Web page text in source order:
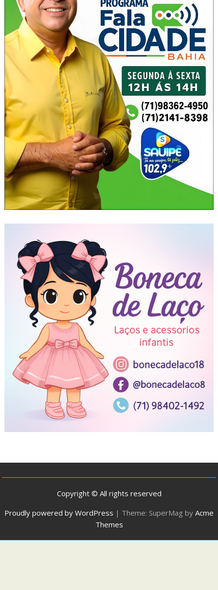
Copyright © All rights reserved
Proudly powered by WordPress | Theme: SuperMag by Acme
Themes